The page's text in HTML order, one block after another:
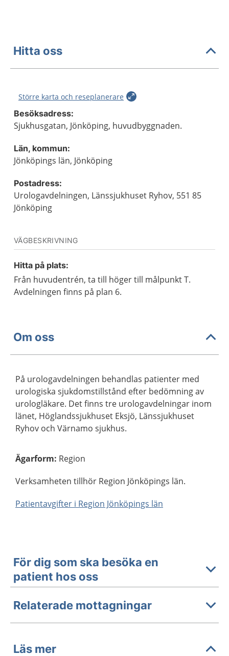
Hitta oss
Större karta och reseplanerare
Besöksadress:
Sjukhusgatan, Jönköping, huvudbyggnaden.
Län, kommun:
Jönköpings län, Jönköping
Postadress:
Urologavdelningen, Länssjukhuset Ryhov, 551 85
Jönköping
VÄGBESKRIVNING
Hitta på plats:
Från huvudentrén, ta till höger till målpunkt T.
Avdelningen finns på plan 6.
Om oss
På urologavdelningen behandlas patienter med
urologiska sjukdomstillstånd efter bedömning av
urologläkare. Det finns tre urologavdelningar inom
länet, Höglandssjukhuset Eksjö, Länssjukhuset
Ryhov och Värnamo sjukhus.
Ägarform: Region
Verksamheten tillhör Region Jönköpings län.
Patientavgifter i Region Jönköpings län
För dig som ska besöka en
patient hos oss
Relaterade mottagningar
Läs mer